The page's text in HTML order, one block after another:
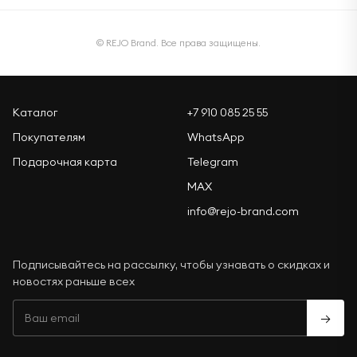
© REJO Brand. Все права защищены.
Каталог
Покупателям
Подарочная карта
+7 910 085 25 55
WhatsApp
Telegram
MAX
info@rejo-brand.com
Подписывайтесь на рассылку, чтобы узнавать о скидках и
новостях раньше всех
→